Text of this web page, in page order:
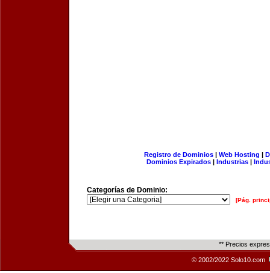
Registro de Dominios| Web Hosting |
Dominios Expirados | Industrias |
Categorías de Dominio:
[Pág.
** Precios
© 2002/2022 Solo10.com